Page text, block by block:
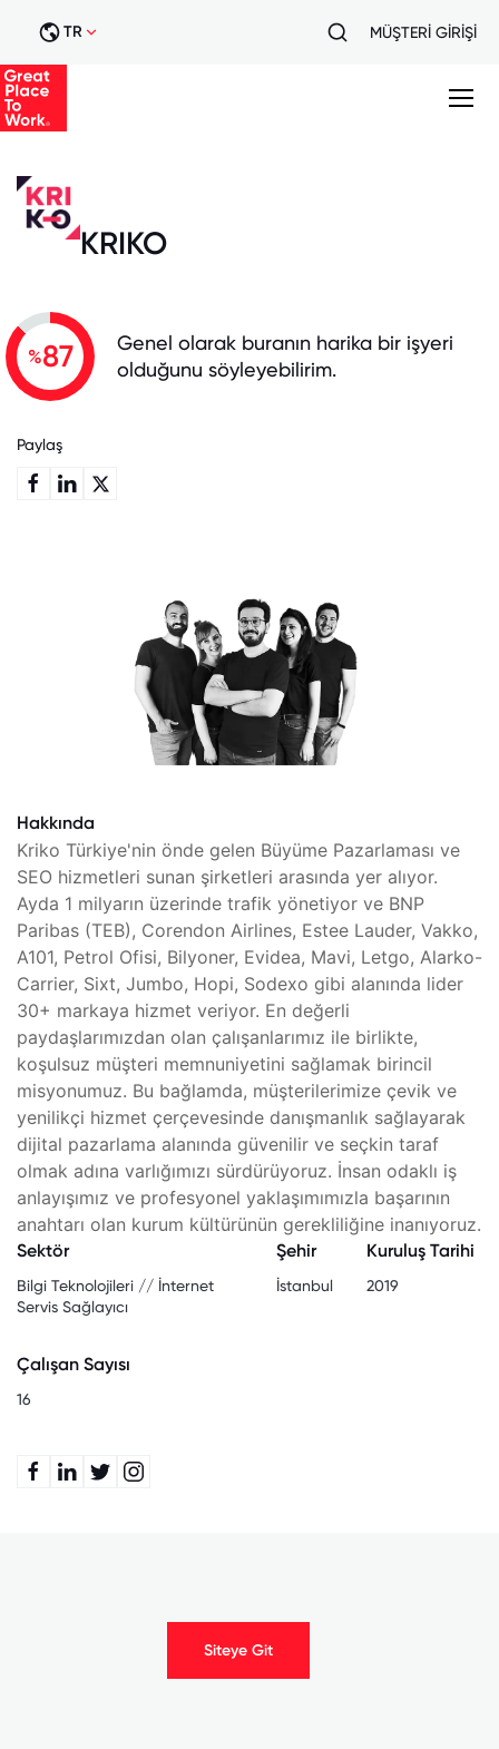
TR MÜŞTERİ GİRİŞİ
KRIKO
%87
Genel olarak buranın harika bir işyeri
olduğunu söyleyebilirim.
Paylaş
Hakkında
Kriko Türkiye'nin önde gelen Büyüme Pazarlaması ve
SEO hizmetleri sunan şirketleri arasında yer alıyor.
Ayda 1 milyarın üzerinde trafik yönetiyor ve BNP
Paribas (TEB), Corendon Airlines, Estee Lauder, Vakko,
A101, Petrol Ofisi, Bilyoner, Evidea, Mavi, Letgo, Alarko-
Carrier, Sixt, Jumbo, Hopi, Sodexo gibi alanında lider
30+ markaya hizmet veriyor. En değerli
paydaşlarımızdan olan çalışanlarımız ile birlikte,
koşulsuz müşteri memnuniyetini sağlamak birincil
misyonumuz. Bu bağlamda, müşterilerimize çevik ve
yenilikçi hizmet çerçevesinde danışmanlık sağlayarak
dijital pazarlama alanında güvenilir ve seçkin taraf
olmak adına varlığımızı sürdürüyoruz. İnsan odaklı iş
anlayışımız ve profesyonel yaklaşımımızla başarının
anahtarı olan kurum kültürünün gerekliliğine inanıyoruz.
Sektör
Bilgi Teknolojileri // İnternet
Servis Sağlayıcı
Şehir
İstanbul
Kuruluş Tarihi
2019
Çalışan Sayısı
16
Siteye Git